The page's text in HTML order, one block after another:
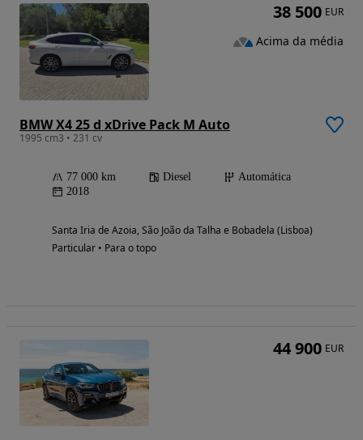
BMW X4 25 d xDrive Pack M Auto
1995 cm3 • 231 cv
77 000 km Diesel
Automática
2018
Santa Iria de Azoia, São João da Talha e Bobadela (Lisboa)
Particular • Para o topo
38 500 EUR
Acima da média
44 900 EUR